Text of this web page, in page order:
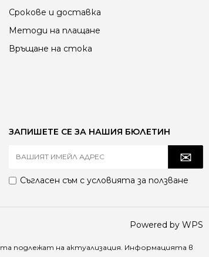
Срокове и доставка
Методи на плащане
Връщане на стока
ЗАПИШЕТЕ СЕ ЗА НАШИЯ БЮЛЕТИН
Съгласен съм с условията за ползване
Powered by WPS
подлежат на актуализация. Информацията в